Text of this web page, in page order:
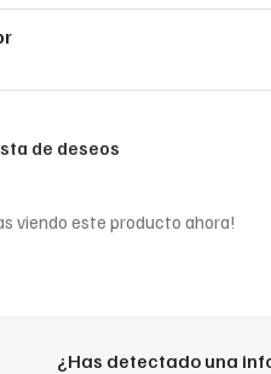
de deseos
viendo este producto ahora!
¿Has detectado una